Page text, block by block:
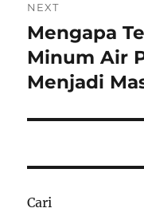
NEXT
Next
post:
Mengapa
Minum Air
Menjadi
Cari